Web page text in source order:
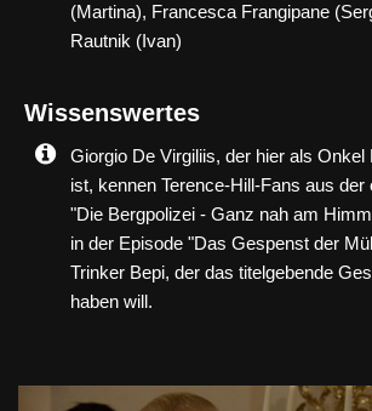
(Martina), Francesca Frangipane
Rautnik (Ivan)
Wissenswertes
Giorgio De Virgiliis, der hier als Onkel
ist, kennen Terence-Hill-Fans aus der
"Die Bergpolizei - Ganz nah am
in der Episode "Das Gespenst der
Trinker Bepi, der das titelgebende
haben will.